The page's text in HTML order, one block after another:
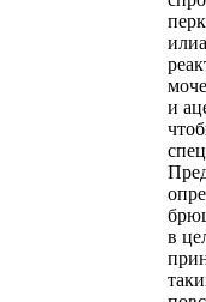
и
в